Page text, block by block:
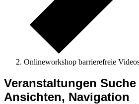
Onlineworkshop barrierefreie
Veranstaltungen
Veranstaltungen Suche
Ansichten, Navigation